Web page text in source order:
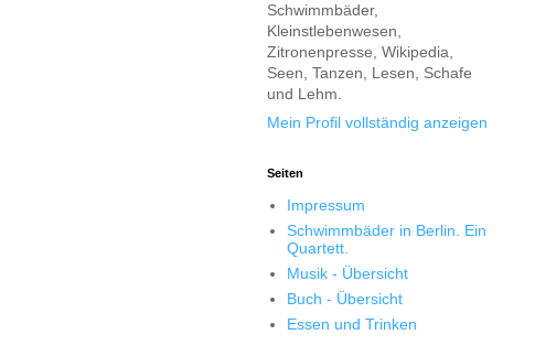
Schwimmbäder,
Kleinstlebenwesen,
Zitronenpresse, Wikipedia,
Seen, Tanzen, Lesen, Schafe
und Lehm.
Mein Profil vollständig anzeigen
Seiten
Impressum
Schwimmbäder in Berlin. Ein
Quartett.
Musik - Übersicht
Buch - Übersicht
Essen und Trinken